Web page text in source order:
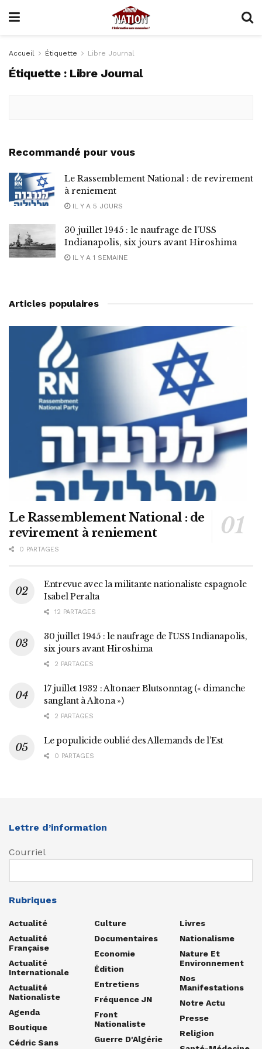
Accueil Étiquette Libre Journal
Étiquette : Libre Journal
Recommandé pour vous
Le Rassemblement National : de revirement
à reniement
IL Y A 5 JOURS
30 juillet 1945 : le naufrage de l’USS
Indianapolis, six jours avant Hiroshima
IL Y A 1 SEMAINE
Articles populaires
Le Rassemblement National : de
revirement à reniement
0 PARTAGES
Entrevue avec la militante nationaliste espagnole
Isabel Peralta
12 PARTAGES
30 juillet 1945 : le naufrage de l’USS Indianapolis,
six jours avant Hiroshima
2 PARTAGES
17 juillet 1932 : Altonaer Blutsonntag (« dimanche
sanglant à Altona »)
2 PARTAGES
Le populicide oublié des Allemands de l’Est
0 PARTAGES
Lettre d’information
Courriel
Rubriques
Actualité
Actualité
Française
Actualité
Internationale
Actualité
Nationaliste
Agenda
Boutique
Cédric Sans
Culture
Documentaires
Economie
Édition
Entretiens
Fréquence JN
Front
Nationaliste
Guerre D'Algérie
Livres
Nationalisme
Nature Et
Environnement
Nos
Manifestations
Notre Actu
Presse
Religion